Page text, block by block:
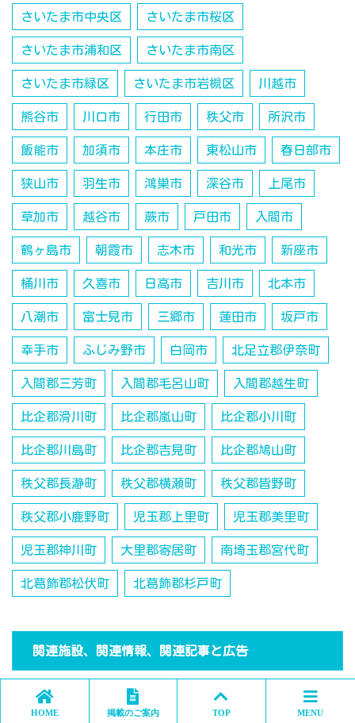
さいたま市中央区 さいたま市桜区
さいたま市浦和区 さいたま市南区
さいたま市緑区 さいたま市岩槻区 川越市
熊谷市 川口市 行田市 秩父市 所沢市
飯能市 加須市 本庄市 東松山市 春日部市
狭山市 羽生市 鴻巣市 深谷市 上尾市
草加市 越谷市 蕨市 戸田市 入間市
鶴ヶ島市 朝霞市 志木市 和光市 新座市
桶川市 久喜市 日高市 吉川市 北本市
八潮市 富士見市 三郷市 蓮田市 坂戸市
幸手市 ふじみ野市 白岡市 北足立郡伊奈町
入間郡三芳町 入間郡毛呂山町 入間郡越生町
比企郡滑川町 比企郡嵐山町 比企郡小川町
比企郡川島町 比企郡吉見町 比企郡鳩山町
秩父郡長瀞町 秩父郡横瀬町 秩父郡皆野町
秩父郡小鹿野町 児玉郡上里町 児玉郡美里町
児玉郡神川町 大里郡寄居町 南埼玉郡宮代町
北葛飾郡松伏町 北葛飾郡杉戸町
関連施設、関連情報、関連記事と広告
HOME 掲載のご案内 TOP MENU